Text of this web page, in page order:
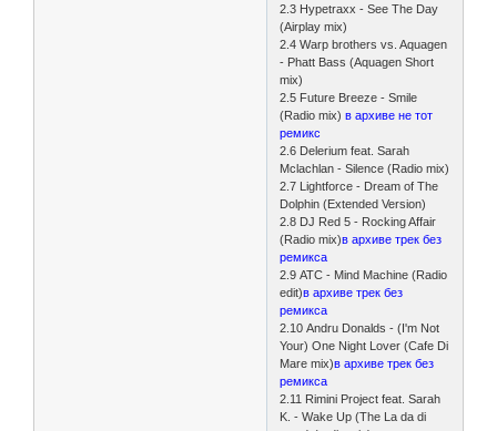
2.3 Hypetraxx - See The Day
(Airplay mix)
2.4 Warp brothers vs. Aquagen
- Phatt Bass (Aquagen Short
mix)
2.5 Future Breeze - Smile
(Radio mix)в архиве не тот
ремикс
2.6 Delerium feat. Sarah
Mclachlan - Silence (Radio mix)
2.7 Lightforce - Dream of The
Dolphin (Extended Version)
2.8 DJ Red 5 - Rocking Affair
(Radio mix)в архиве трек без
ремикса
2.9 ATC - Mind Machine (Radio
edit)в архиве трек без
ремикса
2.10 Andru Donalds - (I'm Not
Your) One Night Lover (Cafe Di
Mare mix)в архиве трек без
ремикса
2.11 Rimini Project feat. Sarah
K. - Wake Up (The La da di